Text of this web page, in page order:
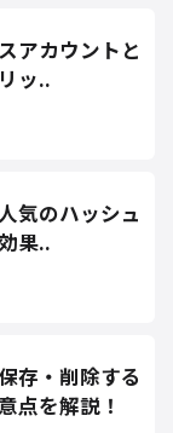
アカウントと
ッ..
気のハッシュ
果..
存・削除する
点を解説！